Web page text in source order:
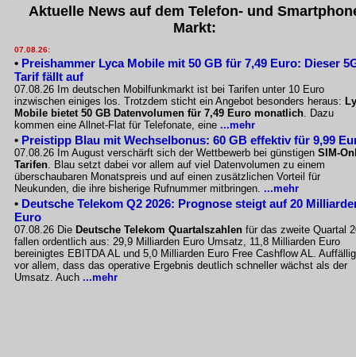
Aktuelle News auf dem Telefon- und
Markt:
07.08.26:
• Preishammer Lyca Mobile mit 50 GB für 7,49 Euro: Dieser
Tarif fällt auf
07.08.26 Im deutschen Mobilfunkmarkt ist bei Tarifen unter 10 Euro
inzwischen einiges los. Trotzdem sticht ein Angebot besonders heraus:
Mobile bietet 50 GB Datenvolumen für 7,49 Euro monatlich. Dazu
kommen eine Allnet-Flat für Telefonate, eine ...mehr
• Preistipp Blau mit Wechselbonus: 60 GB effektiv für 9,99
07.08.26 Im August verschärft sich der Wettbewerb bei günstigen SIM-
Tarifen. Blau setzt dabei vor allem auf viel Datenvolumen zu einem
überschaubaren Monatspreis und auf einen zusätzlichen Vorteil für
Neukunden, die ihre bisherige Rufnummer mitbringen. ...mehr
• Deutsche Telekom Q2 2026: Prognose steigt auf 20
Euro
07.08.26 Die Deutsche Telekom Quartalszahlen für das zweite Quartal
fallen ordentlich aus: 29,9 Milliarden Euro Umsatz, 11,8 Milliarden Euro
bereinigtes EBITDA AL und 5,0 Milliarden Euro Free Cashflow AL.
vor allem, dass das operative Ergebnis deutlich schneller wächst als der
Umsatz. Auch ...mehr